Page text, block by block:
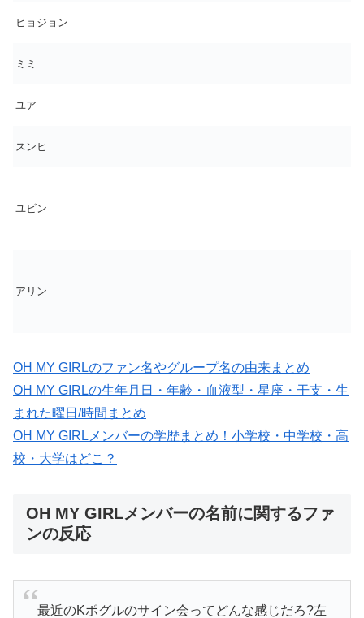
ヒョジョン
ミミ
ユア
スンヒ
ユビン
アリン
OH MY GIRLのファン名やグループ名の由来まとめ
OH MY GIRLの生年月日・年齢・血液型・星座・干支・生
まれた曜日/時間まとめ
OH MY GIRLメンバーの学歴まとめ！小学校・中学校・高
校・大学はどこ？
OH MY GIRLメンバーの名前に関するファ
ンの反応
最近のKポグルのサイン会ってどんな感じだろ?左